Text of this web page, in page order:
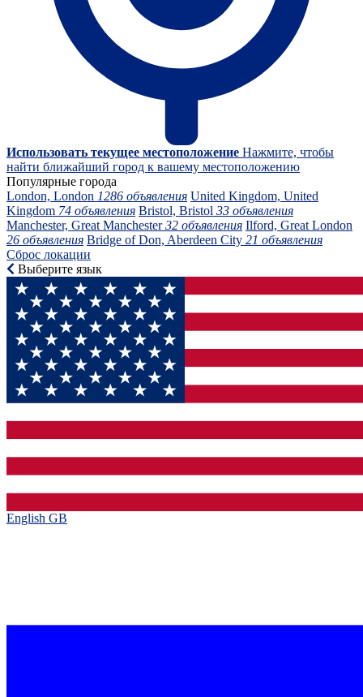
Использовать текущее местоположение Нажмите, чтобы
найти ближайший город к вашему местоположению
Популярные города
London, London 1286 объявления United Kingdom, United
Kingdom 74 объявления Bristol, Bristol 33 объявления
Manchester, Great Manchester32 объявления Ilford, Great London
26 объявления Bridge of Don, Aberdeen City 21 объявления
Сброс локации
Выберите язык
English GB‎